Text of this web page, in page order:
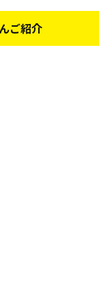
ご紹介